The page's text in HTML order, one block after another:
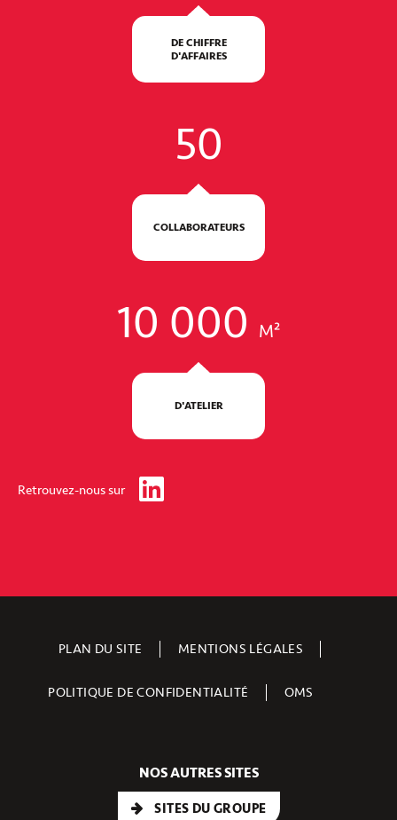
DE CHIFFRE
D'AFFAIRES
50
COLLABORATEURS
10 000 M²
D'ATELIER
Retrouvez-nous sur
PLAN DU SITE MENTIONS LÉGALES
POLITIQUE DE CONFIDENTIALITÉ OMS
NOS AUTRES SITES
SITES DU GROUPE
Groupe Legendre